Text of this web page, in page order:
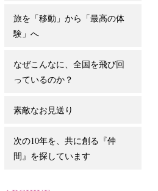
旅を「移動」から「最高の体
験」へ
なぜこんなに、全国を飛び回
っているのか？
素敵なお見送り
次の10年を、共に創る『仲
間』を探しています